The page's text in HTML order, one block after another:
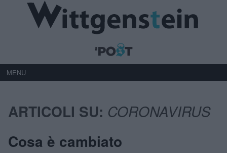
MENU
ARTICOLI SU: CORONAVIRUS
Cosa è cambiato